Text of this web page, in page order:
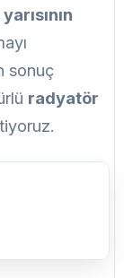
sonuç
radyatör